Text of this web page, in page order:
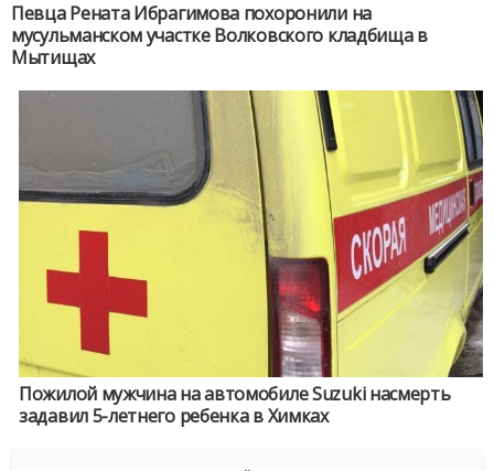
Певца Рената Ибрагимова похоронили на
мусульманском участке Волковского кладбища в
Мытищах
Пожилой мужчина на автомобиле Suzuki насмерть
задавил 5-летнего ребенка в Химках